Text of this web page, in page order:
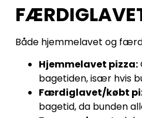
Både hjemmelavet og
Hjemmelavet pizza:
bagetiden, især hvis
Færdiglavet/købt
bagetid, da bunden